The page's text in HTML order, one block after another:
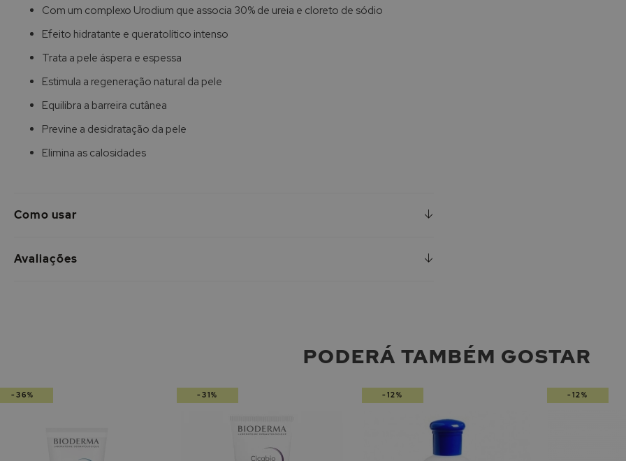
Com um complexo Urodium que associa 30% de ureia e cloreto de sódio
Efeito hidratante e queratolítico intenso
Trata a pele áspera e espessa
Estimula a regeneração natural da pele
Equilibra a barreira cutânea
Previne a desidratação da pele
Elimina as calosidades
Como usar
Avaliações
PODERÁ TAMBÉM GOSTAR
-36% -31% -12% -12%